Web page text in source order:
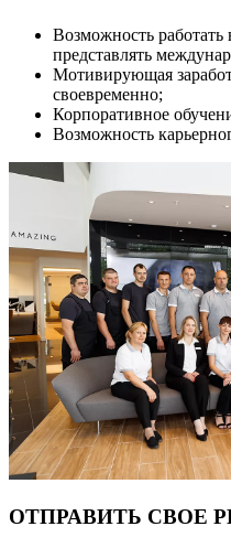
Возможность
представлять
Мотивирующая
своевременно;
Корпоративное
Возможность
ОТПРАВИТЬ СВОЕ